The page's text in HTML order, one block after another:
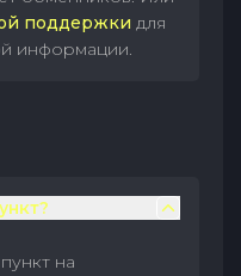
поддержки для
информации.
на